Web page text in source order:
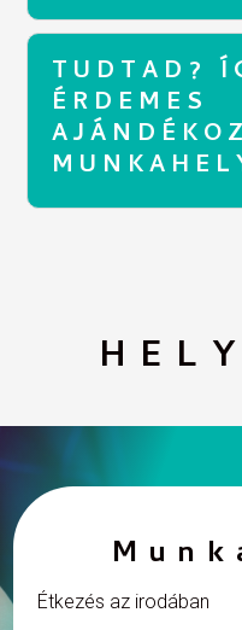
TUDTAD?
ÉRDEMES
Étkezés az irodában